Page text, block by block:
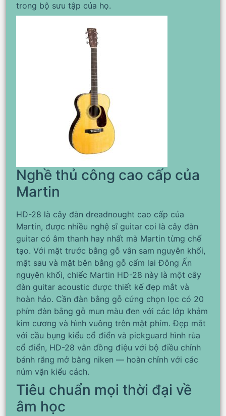
trong bộ sưu tập của họ.
Nghề thủ công cao cấp của
Martin
HD-28 là cây đàn dreadnought cao cấp của
Martin, được nhiều nghệ sĩ guitar coi là cây đàn
guitar có âm thanh hay nhất mà Martin từng chế
tạo. Với mặt trước bằng gỗ vân sam nguyên khối,
mặt sau và mặt bên bằng gỗ cẩm lai Đông Ấn
nguyên khối, chiếc Martin HD-28 này là một cây
đàn guitar acoustic được thiết kế đẹp mắt và
hoàn hảo. Cần đàn bằng gỗ cứng chọn lọc có 20
phím đàn bằng gỗ mun màu đen với các lớp khảm
kim cương và hình vuông trên mặt phím. Đẹp mắt
với cầu bụng kiểu cổ điển và pickguard hình rùa
cổ điển, HD-28 vẫn đồng điệu với bộ điều chỉnh
bánh răng mở bằng niken — hoàn chỉnh với các
núm vặn kiểu cách.
Tiêu chuẩn mọi thời đại về
âm học